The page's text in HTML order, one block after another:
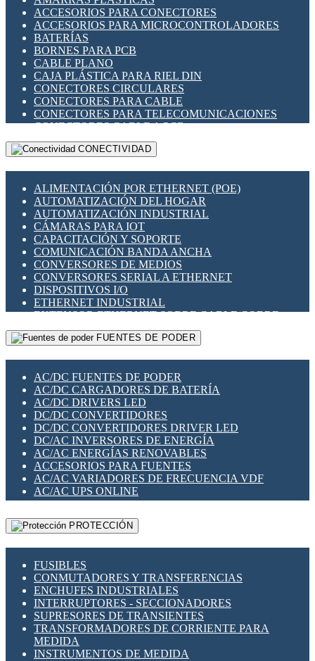
INDICADORES PARA PANEL
INTERFACES DE RELÉ
INTERRUPTORES FIN DE CARRERA
LLAVES CONMUTADORAS
MEDIDORES DE ENERGÍA Y TC'S DE CORRIENTE
MOTORES PASO A PASO
PANTALLAS HMI
PLC -CONTROLADORES LÓGICO PROGRAMABLES
PROGRAMADORES DE HORARIO
RELÉS DE PROTECCIÓN
SENSORES CAPACITIVOS
SENSORES INDUCTIVOS
TEMPORIZADORES
VARIACS
VARIADORES DE FRECUENCIA [VDF]
SECCIONADORES - INTERRUPTORES
MAQUINARIA
ACCESORIOS PARA CONECTORES
ACCESORIOS PARA MICROCONTROLADORES
BATERÍAS
BORNES PARA PCB
CABLE PLANO
CAJA PLÁSTICA PARA RIEL DIN
CONECTORES CIRCULARES
CONECTORES PARA CABLE
CONECTORES PARA TELECOMUNICACIONES
CONECTORES CABLE A PCB
CONECTORES PCB A CABLE
DIP SWITCHES
HERRAMIENTAS VARIAS
ILUMINACIÓN LED
INTERRUPTORES REED
INTERFACES DE RELÉ
OTROS RELÉS
PROTECCIÓN TÉRMICA
RELÉS AUTOMOTRICES
RELÉS DE SEÑAL
RELÉS DE ESTADO SÓLIDO SSR
RELÉS INDUSTRIALES
RELÉS MINIATURA DE POTENCIA
SENSORES MAGNÉTICOS
SWITCH Y MICROSWITCH
TARJETAS PI
UNIÓN Y DERIVACIÓN DE CABLE
CONECTIVIDAD
ALIMENTACIÓN POR ETHERNET (POE)
AUTOMATIZACIÓN DEL HOGAR
AUTOMATIZACIÓN INDUSTRIAL
CÁMARAS PARA IOT
CAPACITACIÓN Y SOPORTE
COMUNICACIÓN BANDA ANCHA
CONVERSORES DE MEDIOS
CONVERSORES SERIAL A ETHERNET
DISPOSITIVOS I/O
ETHERNET INDUSTRIAL
EXTENSOR ETHERNET SOBRE CABLE COBRE
GATEWAY LORAWAN
GESTIÓN DE REDES
PLACAS MODULARES IOT
SWITCHES Y REDES WIFI
SOLUCIONES IOT
SOLUCIONES LORAWAN
SOLUCIONES RED CELULAR
SEGURIDAD PARA REDES
SWITCHES LAN
TELEFONÍA IP (VOIP)
VIGILANCIA IP (CCTV)
MESHTASTIC
FUENTES DE PODER
AC/DC FUENTES DE PODER
AC/DC CARGADORES DE BATERÍA
AC/DC DRIVERS LED
DC/DC CONVERTIDORES
DC/DC CONVERTIDORES DRIVER LED
DC/AC INVERSORES DE ENERGÍA
AC/AC ENERGÍAS RENOVABLES
ACCESORIOS PARA FUENTES
AC/AC VARIADORES DE FRECUENCIA VDF
AC/AC UPS ONLINE
PROTECCIÓN
FUSIBLES
CONMUTADORES Y TRANSFERENCIAS
ENCHUFES INDUSTRIALES
INTERRUPTORES - SECCIONADORES
SUPRESORES DE TRANSIENTES
TRANSFORMADORES DE CORRIENTE PARA
MEDIDA
INSTRUMENTOS DE MEDIDA